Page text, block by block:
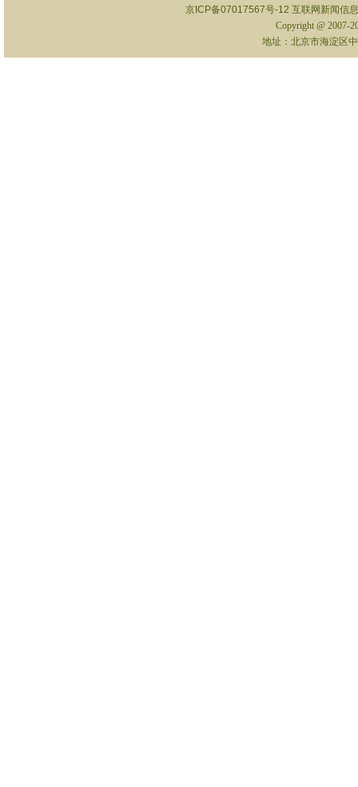
京ICP备07017567号-12 互联网新闻信
Copyright @ 2007-
地址：北京市海淀区